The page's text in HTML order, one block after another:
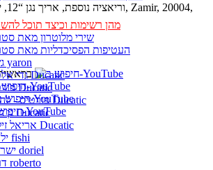
מהן רשימות וכיצד תוכל
שירי מלוטרון מאת
העטיפות הפסיכדליות מאת
גשש מאת yaron
גדי אלטמן מאת Ducatic
פורטיס מאת Ducatic
פורטיס - להשיג מאת Ducatic
גן חיות מאת Ducatic
אריאל זילבר מאת Ducatic
ילדות מאת fishi
ישראלי מאת doriel
דרוש מאת roberto
1.